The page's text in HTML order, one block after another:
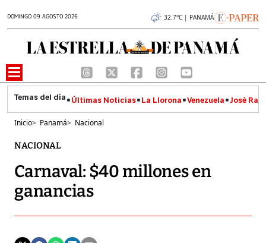
DOMINGO 09 AGOSTO 2026 32.7°C | PANAMÁ
Últimas Noticias La Llorona Venezuela José
Inicio> Panamá> Nacional
NACIONAL
Carnaval: $40 millones en
ganancias